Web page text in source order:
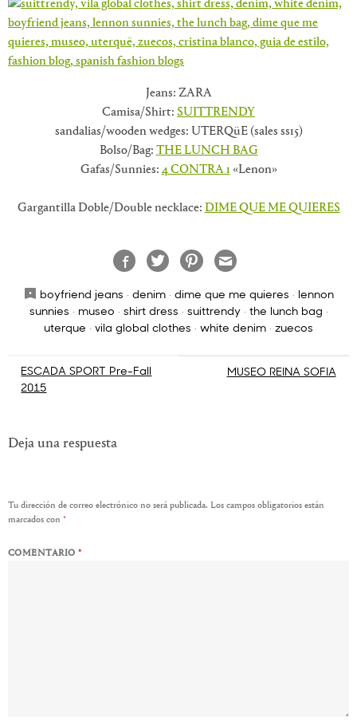
Jeans: ZARA
Camisa/Shirt: SUITTRENDY
sandalias/wooden wedges: UTERQüE (sales ss15)
Bolso/Bag: THE LUNCH BAG
Gafas/Sunnies: 4 CONTRA 1 «Lenon»
Gargantilla Doble/Double necklace: DIME QUE ME QUIERES
boyfriend jeans · denim· dime que me quieres · lennon
sunnies · museo · shirt dress · suittrendy· the lunch bag ·
uterque · vila global clothes · white denim · zuecos
Navegación
de
ESCADA SPORT Pre-Fall
2015
MUSEO REINA SOFIA
Deja una respuesta
Tu dirección de correo electrónico no será publicada. Los campos obligatorios están
marcados con *
COMENTARIO*